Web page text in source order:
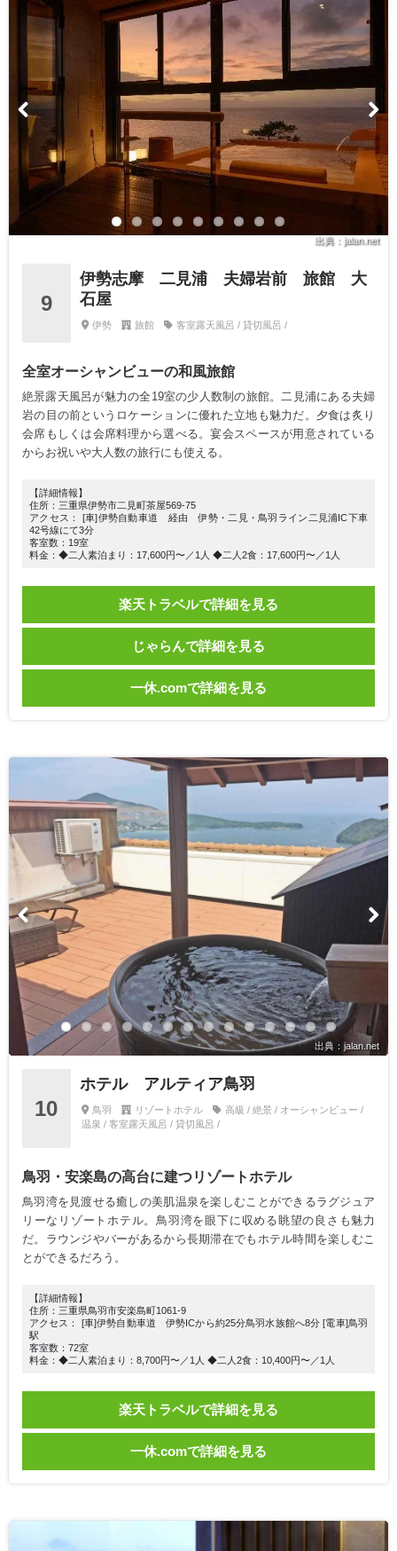
出典：jalan.net
9
伊勢志摩 二見浦 夫婦岩前 旅館 大
石屋
伊勢 旅館 客室露天風呂 / 貸切風呂 /
全室オーシャンビューの和風旅館
絶景露天風呂が魅力の全19室の少人数制の旅館。二見浦にある夫婦
岩の目の前というロケーションに優れた立地も魅力だ。夕食は炙り
会席もしくは会席料理から選べる。宴会スペースが用意されている
からお祝いや大人数の旅行にも使える。
【詳細情報】
住所：三重県伊勢市二見町茶屋569-75
アクセス： [車]伊勢自動車道 経由 伊勢・二見・鳥羽ライン二見浦IC下車
42号線にて3分
客室数：19室
料金：◆二人素泊まり：17,600円〜／1人 ◆二人2食：17,600円〜／1人
楽天トラベルで詳細を見る
じゃらんで詳細を見る
一休.comで詳細を見る
出典：jalan.net
10
ホテル アルティア鳥羽
鳥羽 リゾートホテル
高級 / 絶景 / オーシャンビュー /
温泉 / 客室露天風呂 / 貸切風呂 /
鳥羽・安楽島の高台に建つリゾートホテル
鳥羽湾を見渡せる癒しの美肌温泉を楽しむことができるラグジュア
リーなリゾートホテル。鳥羽湾を眼下に収める眺望の良さも魅力
だ。ラウンジやバーがあるから長期滞在でもホテル時間を楽しむこ
とができるだろう。
【詳細情報】
住所：三重県鳥羽市安楽島町1061-9
アクセス： [車]伊勢自動車道 伊勢ICから約25分鳥羽水族館へ8分 [電車]鳥羽
駅
客室数：72室
料金：◆二人素泊まり：8,700円〜／1人 ◆二人2食：10,400円〜／1人
楽天トラベルで詳細を見る
一休.comで詳細を見る